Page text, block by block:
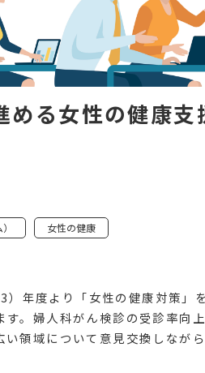
める女性の健康
女性の健康
年度より「女性の健康対策」
す。婦人科がん検診の受診率向
い領域について意見交換しなが